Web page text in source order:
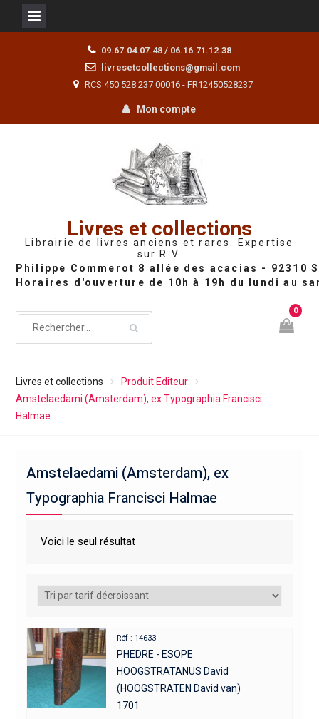
09.67.04.07.48 / 06.16.71.12.38
livresetcollections@gmail.com
RCS 450 528 237 00016 - FR12450528237
Mon compte
Livres et collections
Librairie de livres anciens et rares. Expertise
sur R.V.
0
Livres et collections
Produit Editeur
Amstelaedami (Amsterdam), ex Typographia Francisci
Halmae
Amstelaedami (Amsterdam), ex
Typographia Francisci Halmae
Voici le seul résultat
Réf : 14633
PHEDRE - ESOPE
HOOGSTRATANUS David
(HOOGSTRATEN David van)
1701